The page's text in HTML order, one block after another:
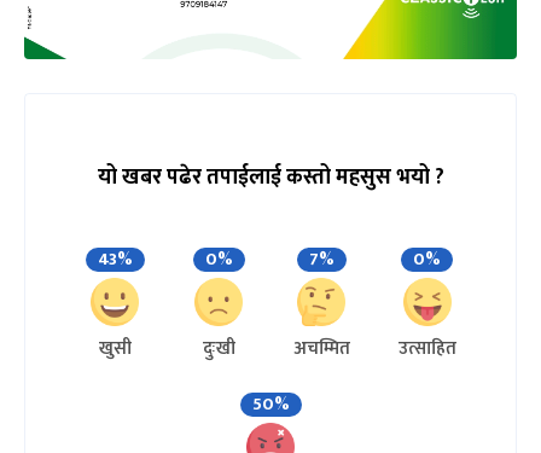
यो खबर पढेर तपाईलाई कस्तो महसुस भयो ?
43%
खुसी
0%
दुःखी
7%
अचम्मित
0%
उत्साहित
50%